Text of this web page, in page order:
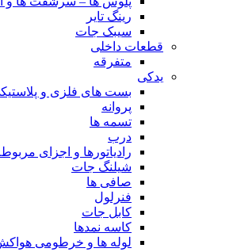
رینگ تایر
سیبک جات
قطعات داخلی
متفرقه
یدکی
بست های فلزی و
پروانه
تسمه ها
درب
رادیاتورها و اجزای
شیلنگ جات
صافی ها
فنرلول
کابل جات
کاسه نمدها
لوله ها و خرطومی